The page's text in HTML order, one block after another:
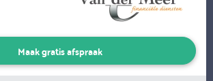
Maak gratis afspraak